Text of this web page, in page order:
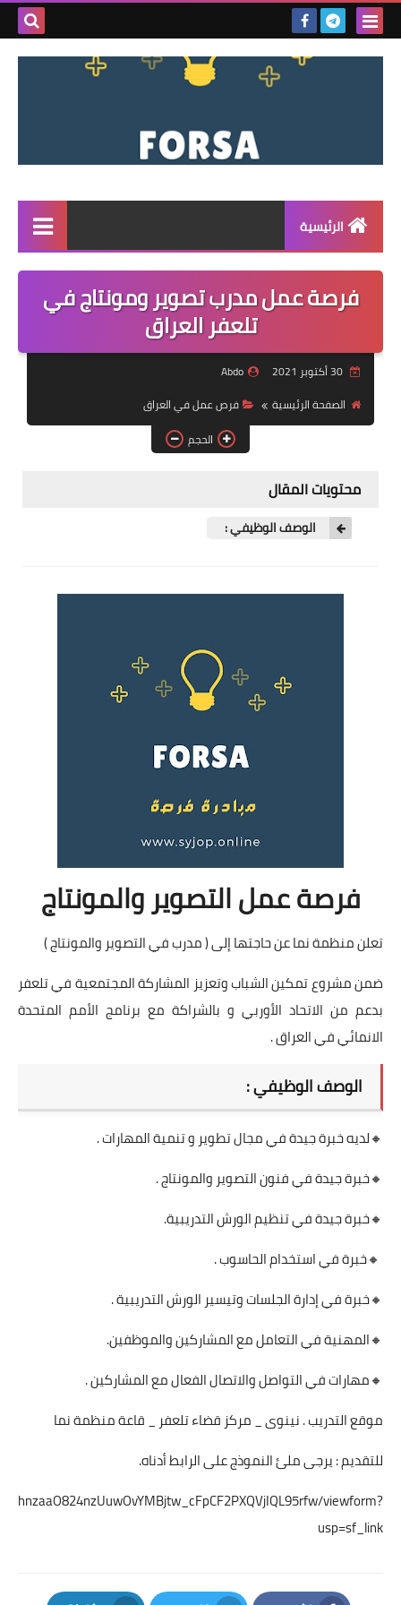
بحث
الرئيسية
القائمة
مناقصات
فرص عمل داخل سوريا
فرص عمل في العراق
فرص عمل في اليمن
فرصة عمل مدرب تصوير ومونتاج في
تلعفر العراق
30 أكتوبر 2021
Abdo
الصفحة الرئيسية
فرص عمل في العراق
الحجم
محتويات المقال
الوصف الوظيفي :
فرصة عمل التصوير والمونتاج
تعلن منظمة نما عن حاجتها إلى ( مدرب في التصوير والمونتاج )
ضمن مشروع تمكين الشباب وتعزيز المشاركة المجتمعية في تلعفر
بدعم من الاتحاد الأوربي و بالشراكة مع برنامج الأمم المتحدة
الانمائي في العراق .
الوصف الوظيفي :
🔸️لديه خبرة جيدة في مجال تطوير و تنمية المهارات .
🔸️خبرة جيدة في فنون التصوير والمونتاج .
🔸️خبرة جيدة في تنظيم الورش التدريبية.
🔸️خبرة في استخدام الحاسوب .
🔸️خبرة في إدارة الجلسات وتيسير الورش التدريبية .
🔸️المهنية في التعامل مع المشاركين والموظفين.
🔸️مهارات في التواصل والاتصال الفعال مع المشاركين .
موقع التدريب . نينوى _ مركز قضاء تلعفر _ قاعة منظمة نما
للتقديم : يرجى ملئ النموذج على الرابط أدناه.
viewform?
usp=sf_link